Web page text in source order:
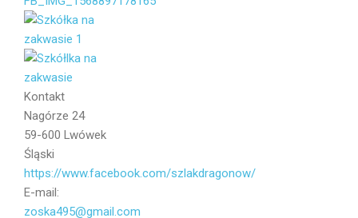
Kontakt
Nagórze 24
59-600 Lwówek
Śląski
https://www.facebook.com/szlakdragonow/
E-mail:
zoska495@gmail.com
Wiadomość